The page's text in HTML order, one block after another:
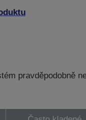
pravděpodobně